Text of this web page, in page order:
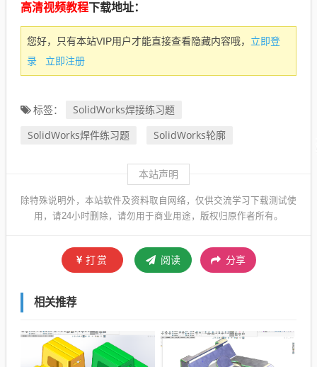
高清视频教程下载地址：
您好，只有本站VIP用户才能直接查看隐藏内容哦， 立即登
录
立即注册
标签：
SolidWorks焊接练习题
SolidWorks焊件练习题
SolidWorks轮廓
本站声明
除特殊说明外，本站软件及资料取自网络，仅供交流学习下载测试使
用，请24小时删除，请勿用于商业用途，版权归原作者所有。
打赏 阅读 分享
相关推荐